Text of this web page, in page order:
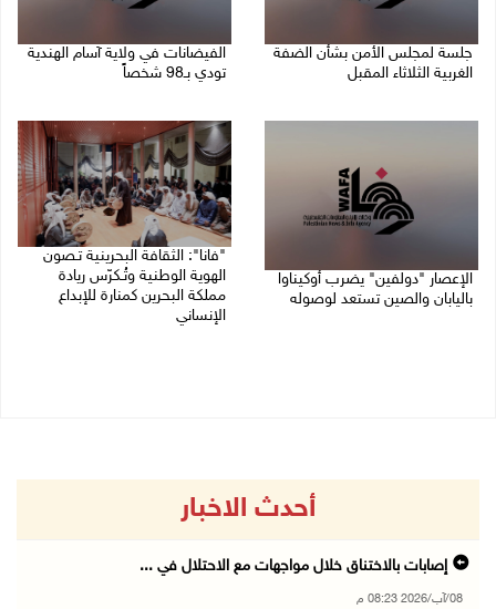
جلسة لمجلس الأمن بشأن الضفة
الغربية الثلاثاء المقبل
الفيضانات في ولاية آسام الهندية
تودي بـ98 شخصاً
الإعصار "دولفين" يضرب أوكيناوا
باليابان والصين تستعد لوصوله
"فانا": الثقافة البحرينية تـصون
الهوية الوطنية وتُـكرّس ريادة
مملكة البحرين كمنارة للإبداع
الإنساني
أحدث الاخبار
إصابات بالاختناق خلال مواجهات مع الاحتلال في ...
08/آب/2026 08:23 م